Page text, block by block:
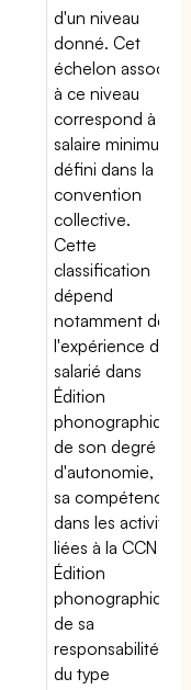
d'un niveau
donné. Cet
échelon associé
à ce niveau
correspond à un
salaire minimum
défini dans la
convention
collective.
Cette
classification
dépend
notamment de
l'expérience du
salarié dans
Édition
phonographique,
de son degré
d'autonomie, de
sa compétence
dans les activités
liées à la CCN
Édition
phonographique,
de sa
responsabilité et
du type